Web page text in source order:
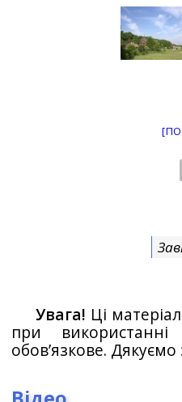
Увага! Ці
при
обов’язкове.